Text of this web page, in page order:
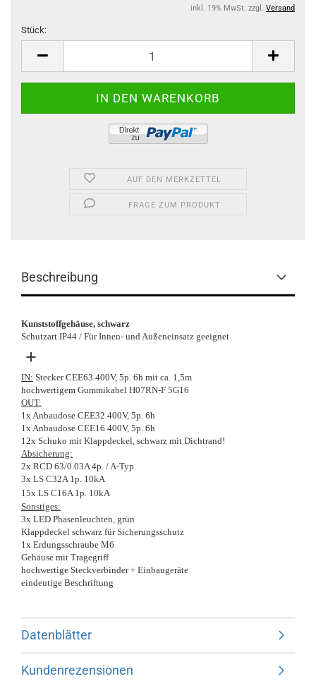
inkl. 19% MwSt. zzgl. Versand
Stück:
AUF DEN MERKZETTEL
FRAGE ZUM PRODUKT
Beschreibung
Kunststoffgehäuse, schwarz
Schutzart IP44 / Für Innen- und Außeneinsatz geeignet
+
IN: Stecker CEE63 400V, 5p. 6h mit ca. 1,5m
hochwertigem Gummikabel H07RN-F 5G16
OUT:
1x Anbaudose CEE32 400V, 5p. 6h
1x Anbaudose CEE16 400V, 5p. 6h
12x Schuko mit Klappdeckel, schwarz mit Dichtrand!
Absicherung:
2x RCD 63/0.03A 4p. / A-Typ
3x LS C32A 1p. 10kA
15x LS C16A 1p. 10kA
Sonstiges:
3x LED Phasenleuchten, grün
Klappdeckel schwarz für Sicherungsschutz
1x Erdungsschraube M6
Gehäuse mit Tragegriff
hochwertige Steckverbinder + Einbaugeräte
eindeutige Beschriftung
Datenblätter
Kundenrezensionen